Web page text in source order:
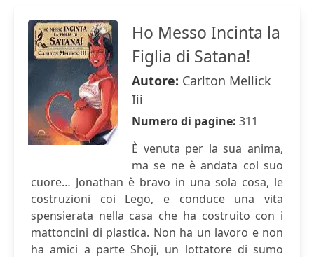
Ho Messo Incinta la
Figlia di Satana!
Autore: Carlton Mellick
Iii
Numero di pagine: 311
È venuta per la sua anima,
ma se ne è andata col suo
cuore… Jonathan è bravo in una sola cosa, le
costruzioni coi Lego, e conduce una vita
spensierata nella casa che ha costruito con i
mattoncini di plastica. Non ha un lavoro e non
ha amici a parte Shoji, un lottatore di sumo